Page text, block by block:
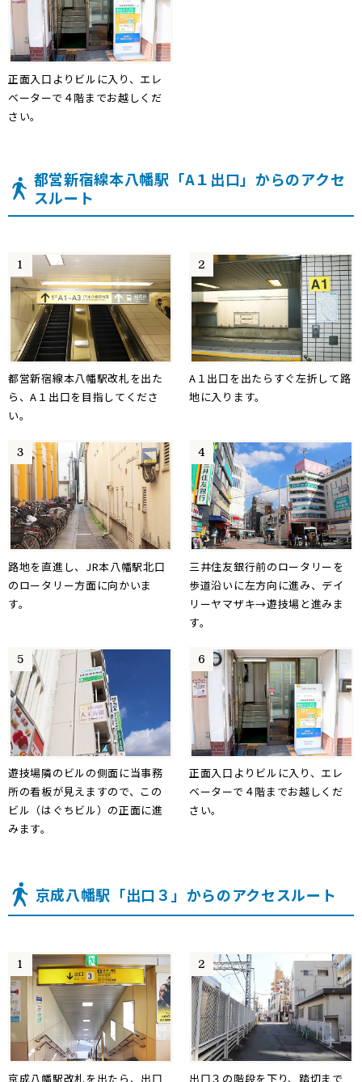
正面入口よりビルに入り、エレ
ベーターで４階までお越しくだ
さい。
都営新宿線本八幡駅「A１出口」からのアクセ
スルート
都営新宿線本八幡駅改札を出た
ら、A１出口を目指してくださ
い。
A１出口を出たらすぐ左折して路
地に入ります。
路地を直進し、JR本八幡駅北口
のロータリー方面に向かいま
す。
三井住友銀行前のロータリーを
歩道沿いに左方向に進み、デイ
リーヤマザキ→遊技場と進みま
す。
遊技場隣のビルの側面に当事務
所の看板が見えますので、この
ビル（はぐちビル）の正面に進
みます。
正面入口よりビルに入り、エレ
ベーターで４階までお越しくだ
さい。
京成八幡駅「出口３」からのアクセスルート
京成八幡駅改札を出たら、出口 出口３の階段を下り、踏切まで